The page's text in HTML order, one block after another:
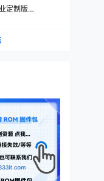
定制版